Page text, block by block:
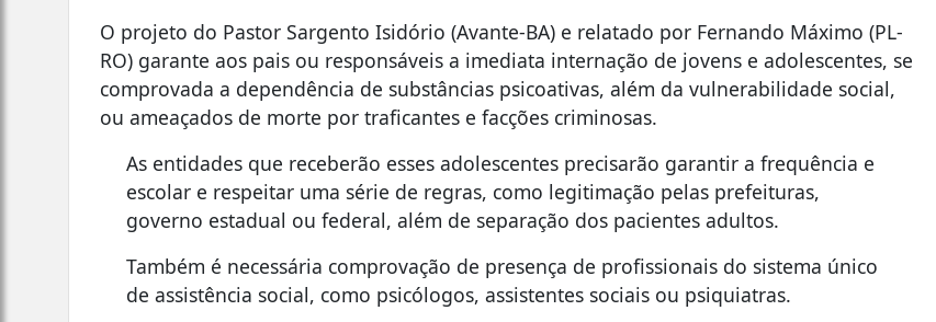
O projeto do Pastor Sargento Isidório (Avante-BA) e relatado por Fernando Máximo (PL-
RO) garante aos pais ou responsáveis a imediata internação de jovens e adolescentes, se
comprovada a dependência de substâncias psicoativas, além da vulnerabilidade social,
ou ameaçados de morte por traficantes e facções criminosas.
As entidades que receberão esses adolescentes precisarão garantir a frequência e
escolar e respeitar uma série de regras, como legitimação pelas prefeituras,
governo estadual ou federal, além de separação dos pacientes adultos.
Também é necessária comprovação de presença de profissionais do sistema único
de assistência social, como psicólogos, assistentes sociais ou psiquiatras.